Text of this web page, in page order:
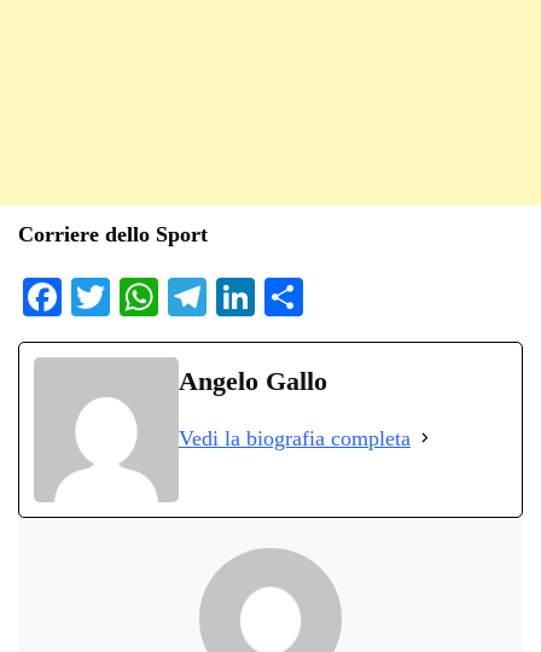
Corriere dello Sport
Fa
ce
ok
T
wi
r
W
ha
ts
pp
Te
le
gr
m
Li
nk
ed
on
di
di
Angelo Gallo
Vedi la biografia completa